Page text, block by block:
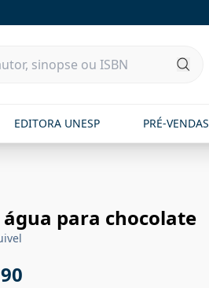
EDITORA UNESP PRÉ-VENDAS
água para chocolate